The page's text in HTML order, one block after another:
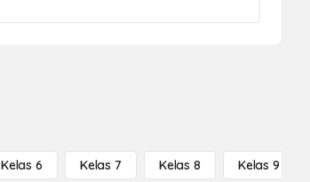
Kelas 6 Kelas 7 Kelas 8 Kelas 9